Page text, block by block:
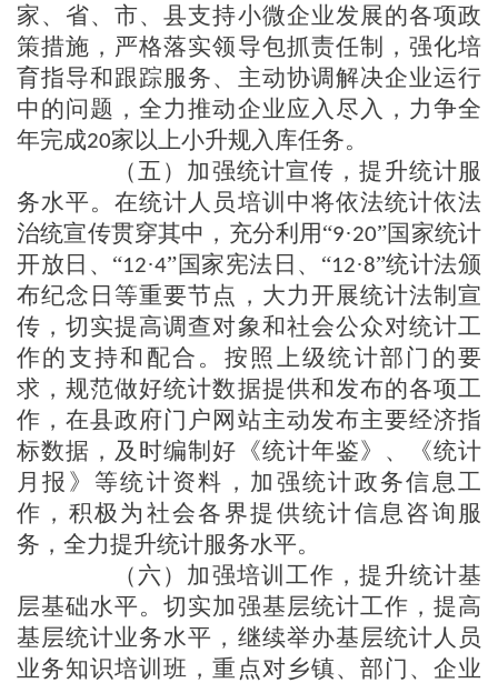
家、省、市、县支持小微企业发展的各项政
策措施，严格落实领导包抓责任制，强化培
育指导和跟踪服务、主动协调解决企业运行
中的问题，全力推动企业应入尽入，力争全
年完成20家以上小升规入库任务。
（ 五 ）加强统计宣传，提升统计服
务水平。在统计人员培训中将依法统计依法
治统宣传贯穿其中，充分利用“9·20”国家统计
开放日、“12·4”国家宪法日、“12·8”统计法颁
布纪念日等重要节点，大力开展统计法制宣
传，切实提高调查对象和社会公众对统计工
作的支持和配合。按照上级统计部门的要
求，规范做好统计数据提供和发布的各项工
作，在县政府门户网站主动发布主要经济指
标数据，及时编制好《统计年鉴》、《统计
月报》等统计资料，加强统计政务信息工
作，积极为社会各界提供统计信息咨询服
务，全力提升统计服务水平。
（ 六）加强培训工作，提升统计基
层基础水平。切实加强基层统计工作，提高
基层统计业务水平，继续举办基层统计人员
业务知识培训班，重点对乡镇、部门、企业